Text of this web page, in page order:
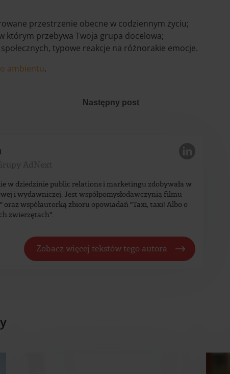
przestrzenie obecne w codziennym życiu;
którym przebywa Twoja grupa docelowa;
typowe reakcje na różnorakie emocje.
ambientu.
Następny post
w dziedzinie public relations i marketingu zdobywała w
i wydawniczej. Jest współpomysłodawczynią filmu
oraz współautorką zbioru opowiadań "Taxi, taxi! Albo o
zwierzętach".
Zobacz więcej tekstów tego autora